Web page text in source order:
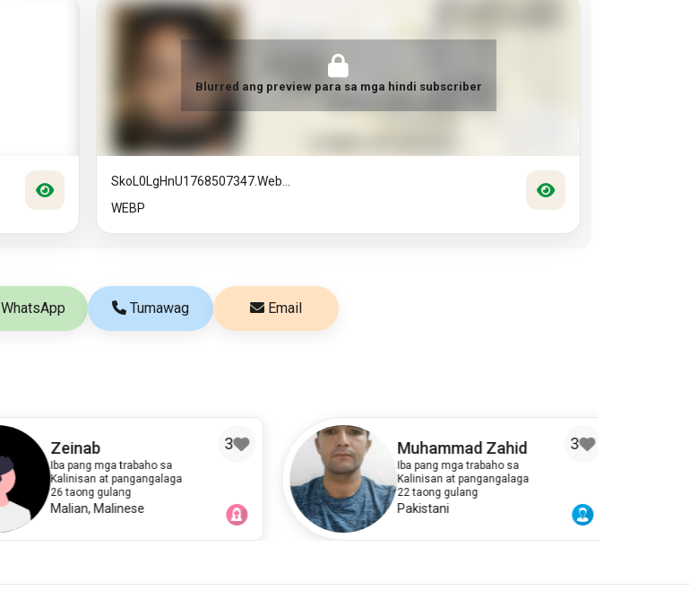
Blurred ang preview para sa mga hindi subscriber
SkoL0LgHnU1768507347.web...
WEBP
WhatsApp Tumawag Email
Zeinab
Iba pang mga trabaho sa
Kalinisan at pangangalaga
26 taong gulang
Malian, Malinese
Muhammad Zahid
Iba pang mga trabaho sa
Kalinisan at pangangalaga
22 taong gulang
Pakistani